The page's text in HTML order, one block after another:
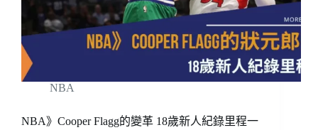
NBA
NBA》Cooper Flagg的變革 18歲新人紀錄里程一